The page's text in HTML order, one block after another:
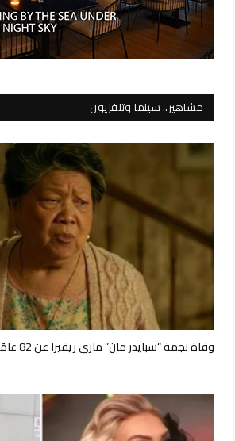
مشاهير.. سينما وتلفزيون
وفاة نجمة “سبايدر مان” ماري ريفيرا عن 82 عامًا